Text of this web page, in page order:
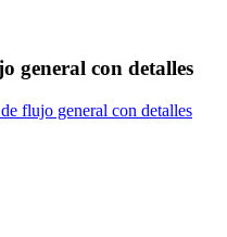
general con detalles
flujo general con detalles